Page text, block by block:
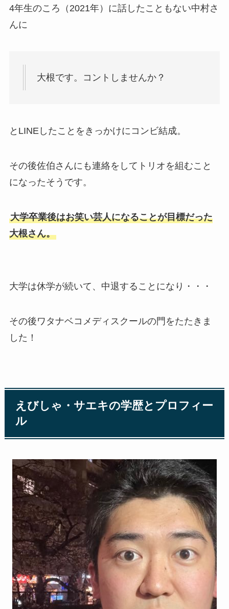
4年生のころ（2021年）に話したこともない中村さ
んに
大根です。コントしませんか？
とLINEしたことをきっかけにコンビ結成。
その後佐伯さんにも連絡をしてトリオを組むこと
になったそうです。
大学卒業後はお笑い芸人になることが目標だった
大根さん。
大学は休学が続いて、中退することになり・・・
その後ワタナベコメディスクールの門をたたきま
した！
えびしゃ・サエキの学歴とプロフィー
ル